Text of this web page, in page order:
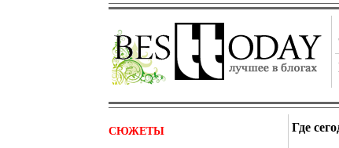
СЮЖЕТЫ Где